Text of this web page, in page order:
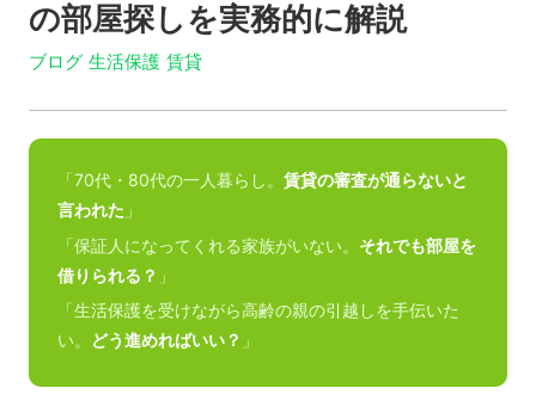
の部屋探しを実務的に解説
ブログ 生活保護 賃貸
「70代・80代の一人暮らし。賃貸の審査が通らないと
言われた 」
「保証人になってくれる家族がいない。 それでも部屋を
借りられる？ 」
「生活保護を受けながら高齢の親の引越しを手伝いた
い。
どう進めればいい？ 」